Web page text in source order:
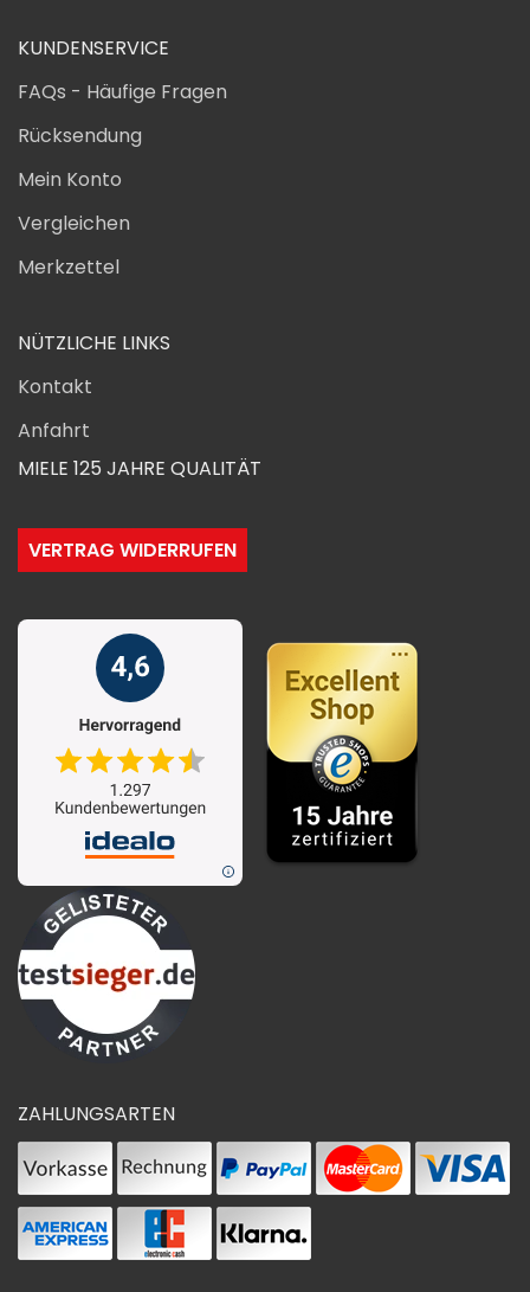
KUNDENSERVICE
FAQs - Häufige Fragen
Rücksendung
Mein Konto
Vergleichen
Merkzettel
NÜTZLICHE LINKS
Kontakt
Anfahrt
MIELE 125 JAHRE QUALITÄT
VERTRAG WIDERRUFEN
ZAHLUNGSARTEN